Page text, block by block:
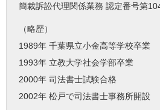
簡裁訴訟代理関係業務 認定番号第
（略歴）
1989年 千葉県立小金高等学校卒業
1993年 立教大学社会学部卒業
2000年 司法書士試験合格
2002年 松戸で司法書士事務所開設